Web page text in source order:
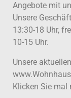
Angebote mit
Unsere
13:30-18 Uhr,
10-15 Uhr.
Unsere
Klicken Sie mal